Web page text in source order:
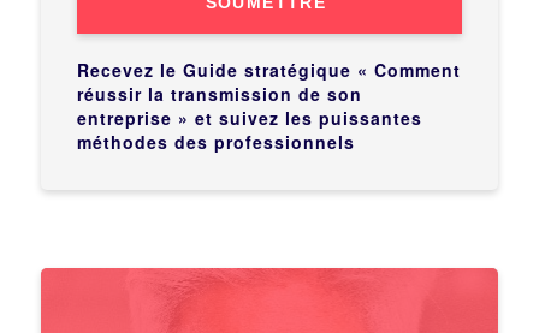
Recevez le Guide stratégique « Comment
réussir la transmission de son
entreprise » et suivez les puissantes
méthodes des professionnels